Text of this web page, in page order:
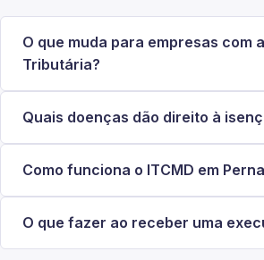
O que muda para empresas com
Tributária?
Quais doenças dão direito à
Como funciona o ITCMD em
O que fazer ao receber uma